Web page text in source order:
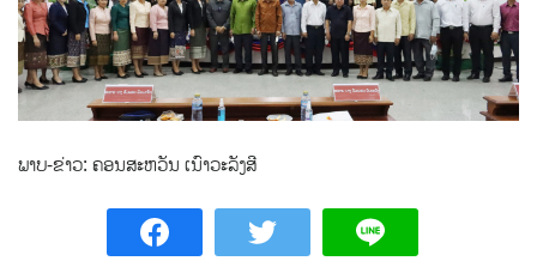
ພາບ-ຂ່າວ: ຄອນສະຫວັນ ເນົາວະລັງສີ